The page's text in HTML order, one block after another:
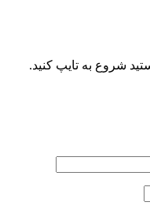
شروع به تایپ کنید.